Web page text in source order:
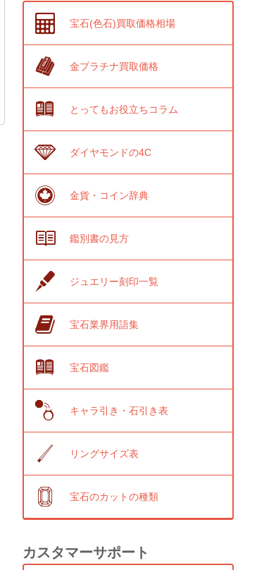
宝石(色石)買取価格相場
金プラチナ買取価格
とってもお役立ちコラム
ダイヤモンドの4C
金貨・コイン辞典
鑑別書の見方
ジュエリー刻印一覧
宝石業界用語集
宝石図鑑
キャラ引き・石引き表
リングサイズ表
宝石のカットの種類
カスタマーサポート